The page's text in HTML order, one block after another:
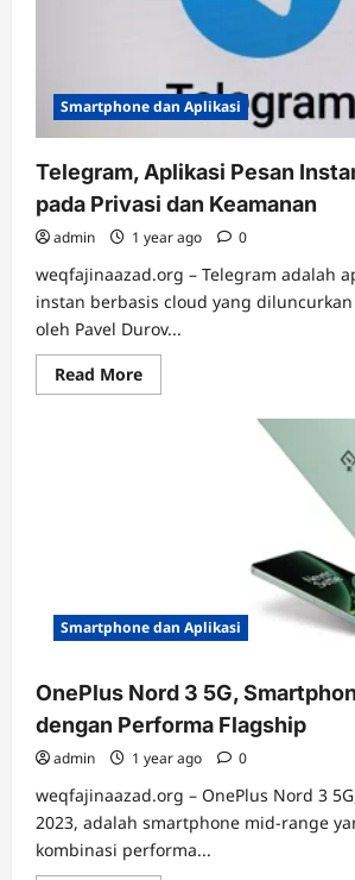
Smartphone dan Aplikasi
Telegram, Aplikasi Pesan
pada Privasi dan Keamanan
admin 1 year ago 0
weqfajinaazad.org – Telegram adalah
instan berbasis cloud yang
oleh Pavel Durov...
Read MoreRead
more
Smartphone dan Aplikasi
OnePlus Nord 3 5G,
dengan Performa Flagship
admin 1 year ago 0
weqfajinaazad.org – OnePlus Nord 3
2023, adalah smartphone mid-range
kombinasi performa...